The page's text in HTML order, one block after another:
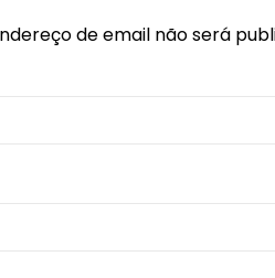
de email não será